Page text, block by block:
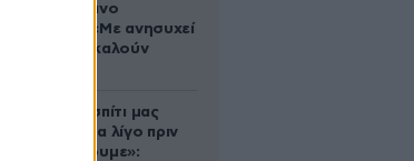
του Κριστιάνο
Ρονάλντο: «Με ανησυχεί
που με αποκαλούν
«Κάηκε το σπίτι μας
στην Ελλάδα λίγο πριν
μετακομίσουμε»: